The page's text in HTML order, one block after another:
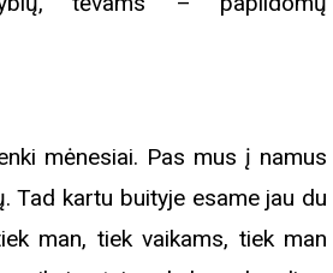
mėnesiai. Pas mus į namus
Tad kartu buityje esame jau du
man, tiek vaikams, tiek man